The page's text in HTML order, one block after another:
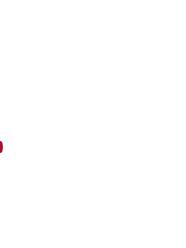
Juli 2026. Capaian tersebut tumbuh
yang sama tahun lalu sebanyak
dibandingkan bulan Juni 2026 lalu.